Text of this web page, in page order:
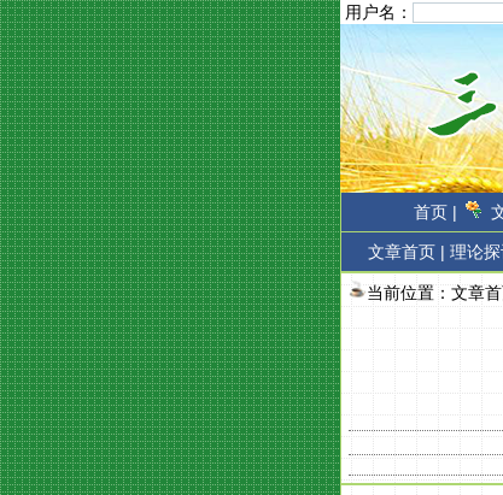
用户名：
首页 |
文章首页 | 理论
当前位置： 文章